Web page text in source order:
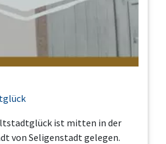
ist mitten in der
von Seligenstadt gelegen.